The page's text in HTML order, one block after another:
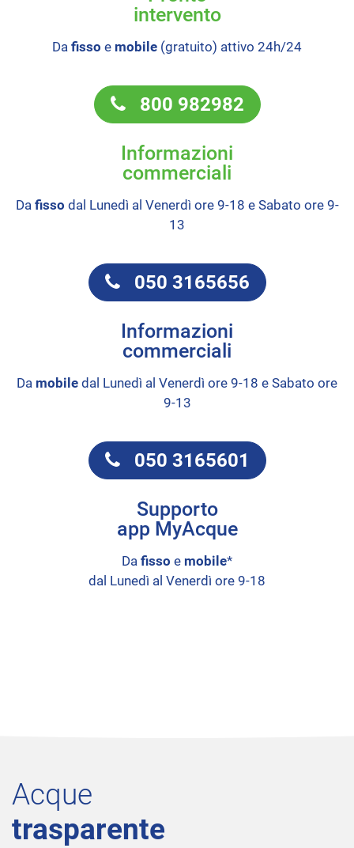
intervento
Da fisso e mobile (gratuito) attivo 24h/24
800 982982
Informazioni
commerciali
Da fisso dal Lunedì al Venerdì ore 9-18 e Sabato ore 9-
13
050 3165656
Informazioni
commerciali
Da mobile dal Lunedì al Venerdì ore 9-18 e Sabato ore
9-13
050 3165601
Supporto
app MyAcque
Da fisso e mobile*
dal Lunedì al Venerdì ore 9-18
Acque
trasparente